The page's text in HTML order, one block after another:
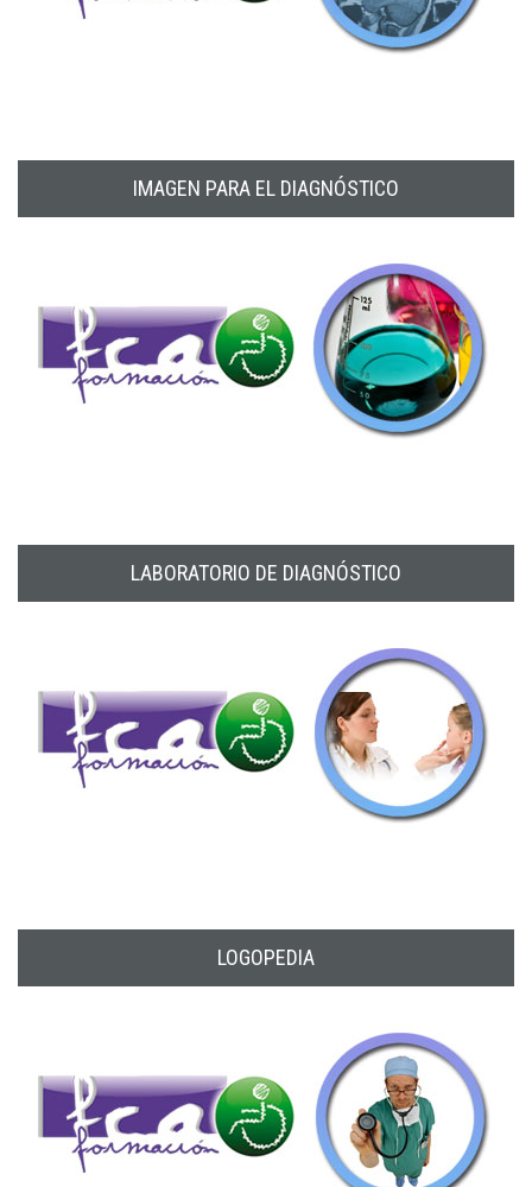
IMAGEN PARA EL DIAGNÓSTICO
LABORATORIO DE DIAGNÓSTICO
LOGOPEDIA